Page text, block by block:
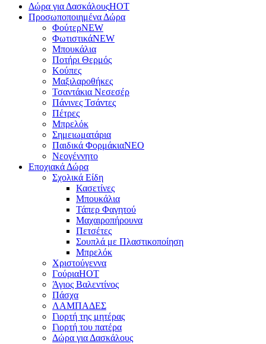
Δώρα για ΔασκάλουςHOT
Προσωποποιημένα Δώρα
ΦούτερNEW
ΦωτιστικάNEW
Μπουκάλια
Ποτήρι Θερμός
Κούπες
Μαξιλαροθήκες
Τσαντάκια Νεσεσέρ
Πάνινες Τσάντες
Πέτρες
Μπρελόκ
Σημειωματάρια
Παιδικά ΦορμάκιαNEO
Νεογέννητο
Εποχιακά Δώρα
Σχολικά Είδη
Κασετίνες
Μπουκάλια
Τάπερ Φαγητού
Μαχαιροπήρουνα
Πετσέτες
Σουπλά με Πλαστικοποίηση
Μπρελόκ
Χριστούγεννα
ΓούριαHOT
Άγιος Βαλεντίνος
Πάσχα
ΛΑΜΠΑΔΕΣ
Γιορτή της μητέρας
Γιορτή του πατέρα
Δώρα για Δασκάλους